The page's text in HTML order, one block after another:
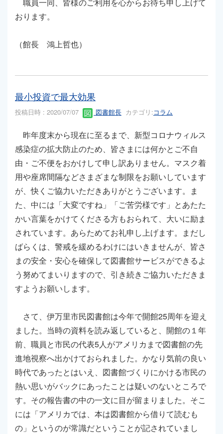
職員一同、皆様のご利用を心からお待ち申し上げて
おります。
（館長 鴻上哲也）
最小投資で最大効果
投稿日時 : 2020/07/07 図書館長 カテゴリ:コラム
昨年度末から現在に至るまで、新型コロナウィルス
感染症の拡大防止のため、皆さまには何かとご不自
由・ご不便をおかけして申し訳ありません。マスク着
用や座席間隔などさまざまな制限をお願いしています
が、快くご協力いただきありがとうございます。ま
た、中には「大変ですね」「ご苦労様です」とあたた
かい言葉をかけてくださる方もおられて、大いに励ま
されています。あらためてお礼申し上げます。まだし
ばらくは、警戒を緩めるわけにはいきませんが、皆さ
まの安全・安心を確保して図書館サービスができるよ
う努めてまいりますので、引き続きご協力いただきま
すようお願いします。
さて、伊万里市民図書館は今年で開館25周年を迎え
ました。当時の資料を読み返していると、開館の１年
前、職員と市民の代表5人がアメリカまで図書館の先
進地視察へ出かけておられました。かなり気前の良い
時代であったとはいえ、図書館づくりにかける市民の
熱い思いがバックにあったことは疑いのないところで
す。その報告書の中の一文に目が留まりました。そこ
には「アメリカでは、本は図書館から借りて読むも
の」というのが常識だということが記されていまし